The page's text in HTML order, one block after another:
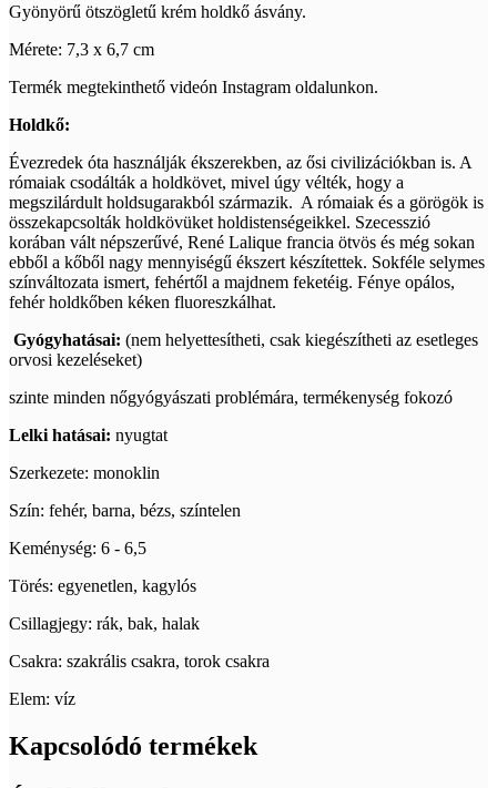
Gyönyörű ötszögletű krém holdkő ásvány.
Mérete: 7,3 x 6,7 cm
Termék megtekinthető videón Instagram oldalunkon.
Holdkő:
Évezredek óta használják ékszerekben, az ősi civilizációkban is. A
rómaiak csodálták a holdkövet, mivel úgy vélték, hogy a
megszilárdult holdsugarakból származik. A rómaiak és a görögök is
összekapcsolták holdkövüket holdistenségeikkel. Szecesszió
korában vált népszerűvé, René Lalique francia ötvös és még sokan
ebből a kőből nagy mennyiségű ékszert készítettek. Sokféle selymes
színváltozata ismert, fehértől a majdnem feketéig. Fénye opálos,
fehér holdkőben kéken fluoreszkálhat.
Gyógyhatásai: (nem helyettesítheti, csak kiegészítheti az esetleges
orvosi kezeléseket)
szinte minden nőgyógyászati problémára, termékenység fokozó
Lelki hatásai: nyugtat
Szerkezete: monoklin
Szín: fehér, barna, bézs, színtelen
Keménység: 6 - 6,5
Törés: egyenetlen, kagylós
Csillagjegy: rák, bak, halak
Csakra: szakrális csakra, torok csakra
Elem: víz
Kapcsolódó termékek